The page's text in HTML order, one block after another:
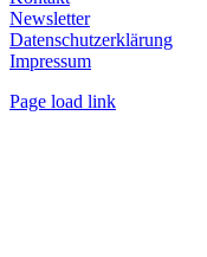
Newsletter
Datenschutzerklärung
Impressum
Page load link